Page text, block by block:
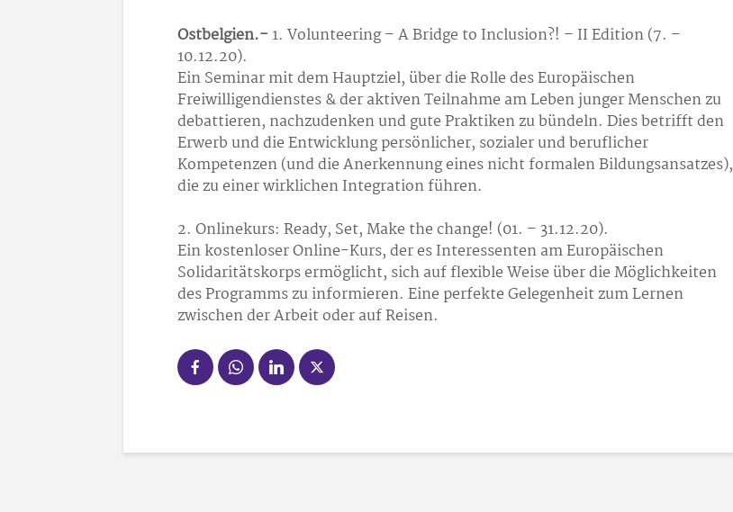
Ostbelgien.- 1. Volunteering – A Bridge to Inclusion?! – II Edition (7. –
10.12.20).
Ein Seminar mit dem Hauptziel, über die Rolle des Europäischen
Freiwilligendienstes & der aktiven Teilnahme am Leben junger Menschen zu
debattieren, nachzudenken und gute Praktiken zu bündeln. Dies betrifft den
Erwerb und die Entwicklung persönlicher, sozialer und beruflicher
Kompetenzen (und die Anerkennung eines nicht formalen Bildungsansatzes),
die zu einer wirklichen Integration führen.
2. Onlinekurs: Ready, Set, Make the change! (01. – 31.12.20).
Ein kostenloser Online-Kurs, der es Interessenten am Europäischen
Solidaritätskorps ermöglicht, sich auf flexible Weise über die Möglichkeiten
des Programms zu informieren. Eine perfekte Gelegenheit zum Lernen
zwischen der Arbeit oder auf Reisen.